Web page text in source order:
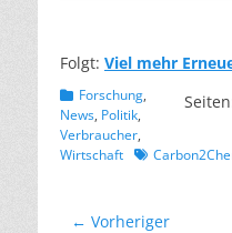
Folgt: Viel mehr
Kategorien
Forschung,
News, Politik,
Verbraucher,
Wirtschaft Schlagworte
← Vorheriger